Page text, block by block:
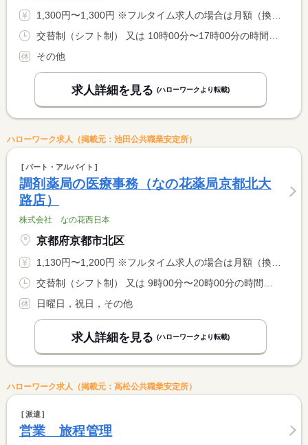
1,300円〜1,300円 ※フルタイム求人の場合は月額（換算額）、パート求人の場合は時間額を表示しています。
その他
求人詳細を見る (ハローワークより転載)
ハローワーク求人（掲載元：池田公共職業安定所）
パート・アルバイト
調剤薬局の医療事務（なの花薬局京都北大
路店）
株式会社 なの花西日本
京都府京都市北区
1,130円〜1,200円 ※フルタイム求人の場合は月額（換算額）、パート求人の場合は時間額を表示しています。
日曜日，祝日，その他
求人詳細を見る (ハローワークより転載)
ハローワーク求人（掲載元：高松公共職業安定所）
派遣
営業 旅程管理